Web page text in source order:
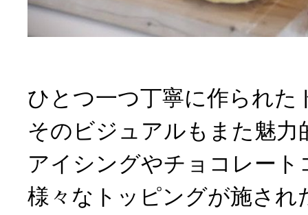
ひとつ一つ丁寧に作られた
そのビジュアルもまた魅力
アイシングやチョコレート
様々なトッピングが施され